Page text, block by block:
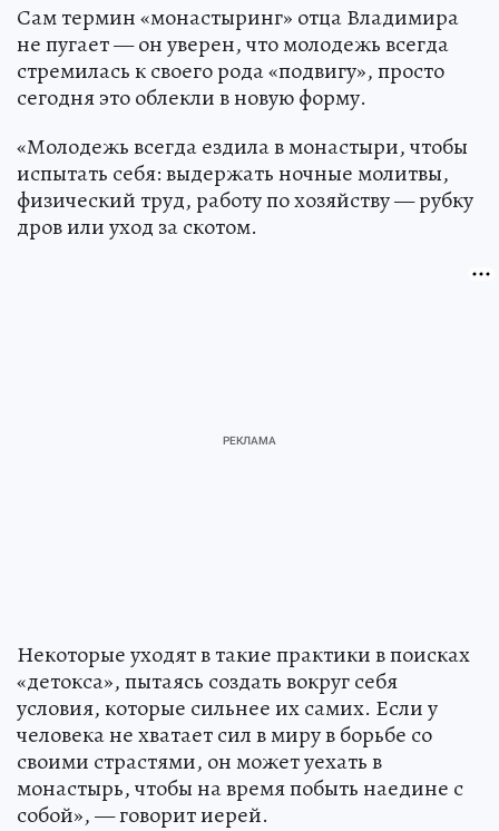
Сам термин «монастыринг» отца Владимира
не пугает — он уверен, что молодежь всегда
стремилась к своего рода «подвигу», просто
сегодня это облекли в новую форму.
«Молодежь всегда ездила в монастыри, чтобы
испытать себя: выдержать ночные молитвы,
физический труд, работу по хозяйству — рубку
дров или уход за скотом.
Некоторые уходят в такие практики в поисках
«детокса», пытаясь создать вокруг себя
условия, которые сильнее их самих. Если у
человека не хватает сил в миру в борьбе со
своими страстями, он может уехать в
монастырь, чтобы на время побыть наедине с
собой», — говорит иерей.